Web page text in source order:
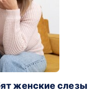
женские слезы